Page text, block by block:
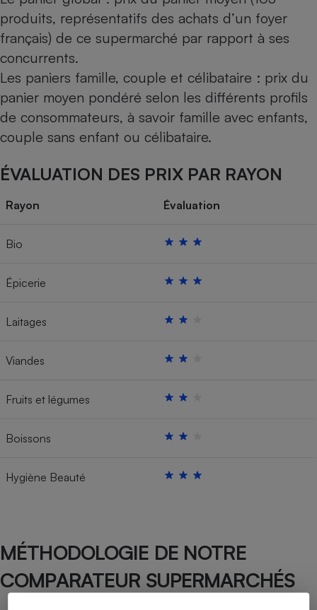
produits, représentatifs des achats d’un foyer
français) de ce supermarché par rapport à ses
concurrents.
Les paniers famille, couple et célibataire : prix du
panier moyen pondéré selon les différents profils
de consommateurs, à savoir famille avec enfants,
couple sans enfant ou célibataire.
ÉVALUATION DES PRIX PAR RAYON
Rayon Évaluation
Bio
Épicerie
Laitages
Viandes
Fruits et légumes
Boissons
Hygiène Beauté
MÉTHODOLOGIE DE NOTRE
COMPARATEUR SUPERMARCHÉS